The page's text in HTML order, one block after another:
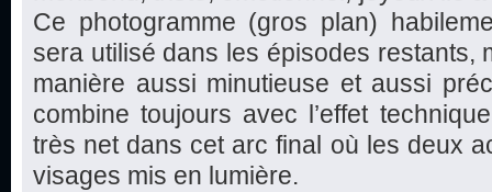
Ce photogramme (gros plan)
sera utilisé dans les épisodes restants,
manière aussi minutieuse et aussi
combine toujours avec l’effet
très net dans cet arc final où les deux
visages mis en lumière.